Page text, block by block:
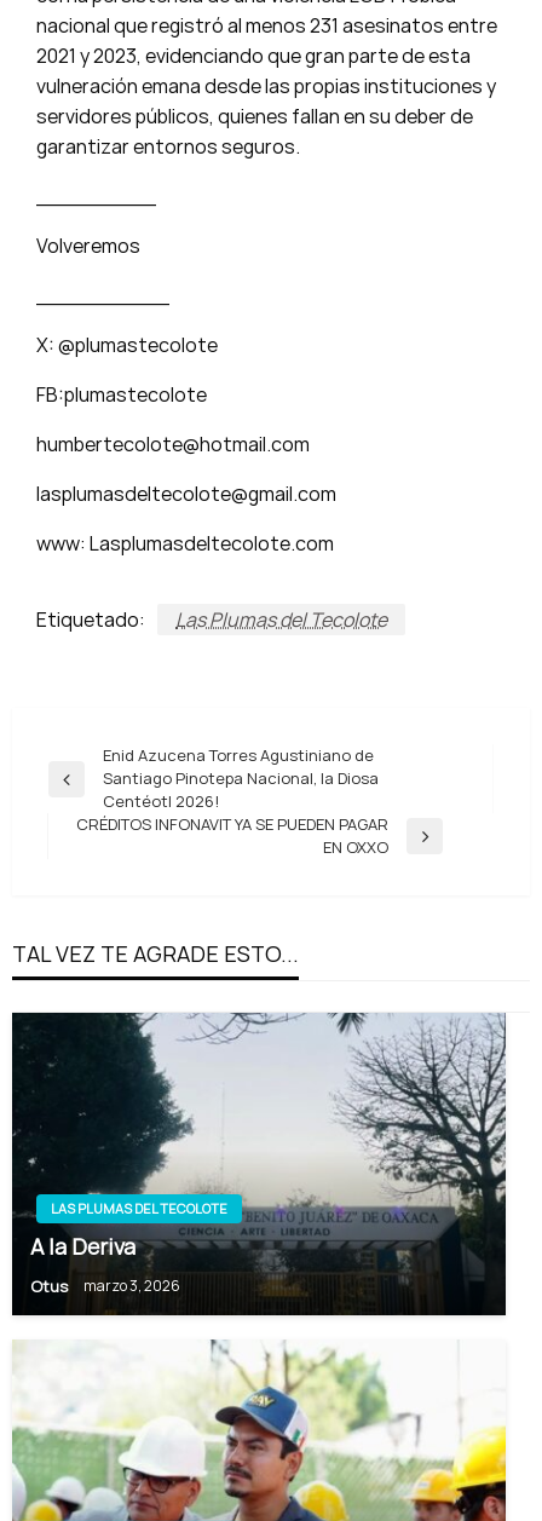
nacional que registró al menos 231 asesinatos entre
2021 y 2023, evidenciando que gran parte de esta
vulneración emana desde las propias instituciones y
servidores públicos, quienes fallan en su deber de
garantizar entornos seguros.
Volveremos
X: @plumastecolote
FB:plumastecolote
humbertecolote@hotmail.com
lasplumasdeltecolote@gmail.com
www: Lasplumasdeltecolote.com
Etiquetado: Las Plumas del Tecolote
Navegación
de
entradas
Entrada
anterior
Enid Azucena Torres Agustiniano de
Santiago Pinotepa Nacional, la Diosa
Centéotl 2026!
CRÉDITOS INFONAVIT YA SE PUEDEN PAGAR
EN OXXO
TAL VEZ TE AGRADE ESTO...
LAS PLUMAS DEL TECOLOTE
A la Deriva
Otus marzo 3, 2026